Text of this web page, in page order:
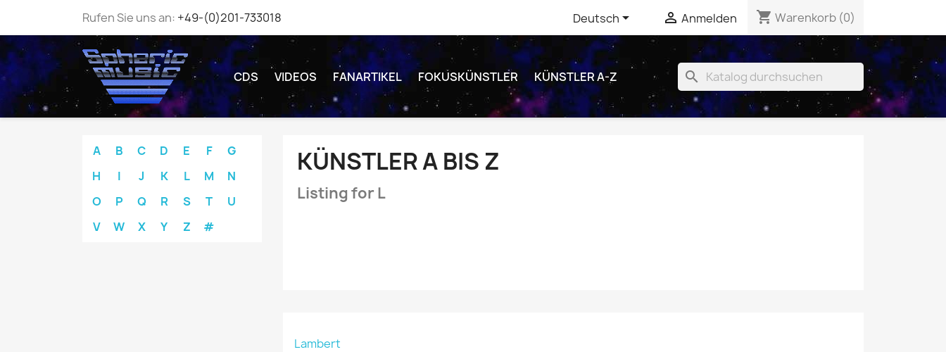
Rufen Sie uns an: +49-(0)201-733018 Deutsch  Anmelden shopping_cart Warenkorb (0)
CDS VIDEOS FANARTIKEL FOKUSKÜNSTLER KÜNSTLER A-Z search
A B C D E F
G
H
I J K L M
N
O
P Q R S T
U
V
W X Y Z #
KÜNSTLER A BIS Z
Listing for L
Lambert